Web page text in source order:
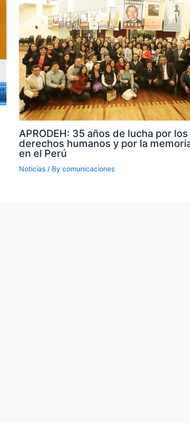
APRODEH: 35 años de lucha por los
derechos humanos y por la
en el Perú
Noticias/ By comunicaciones